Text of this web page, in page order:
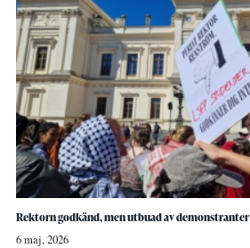
Rektorn godkänd, men utbuad av demonstranter
6 maj, 2026